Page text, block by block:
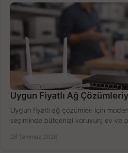
Uygun Fiyatlı Ağ
Uygun fiyatlı ağ çözümleri için
seçiminde bütçenizi koruyun; ev ve
28 Temmuz 2026